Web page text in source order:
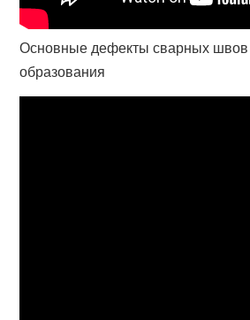
Основные дефекты сварных
образования